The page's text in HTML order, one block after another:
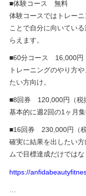
■体験コース 無料
体験コースではトレー
ことで自分に向いてい
らえます。
■60分コース 16,000円
トレーニングのやり方
たい方向け。
■8回券 120,000円（税
基本的に週2回の1ヶ月集
■16回券 230,000円（税
確実に結果を出したい
ムで目標達成だけではな
https://